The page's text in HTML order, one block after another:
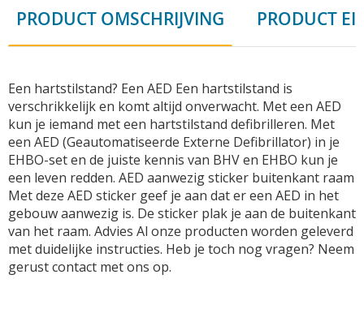
PRODUCT OMSCHRIJVING PRODUCT
Een hartstilstand? Een AED Een hartstilstand is
verschrikkelijk en komt altijd onverwacht. Met een AED
kun je iemand met een hartstilstand defibrilleren. Met
een AED (Geautomatiseerde Externe Defibrillator) in je
EHBO-set en de juiste kennis van BHV en EHBO kun je
een leven redden. AED aanwezig sticker buitenkant raam
Met deze AED sticker geef je aan dat er een AED in het
gebouw aanwezig is. De sticker plak je aan de buitenkant
van het raam. Advies Al onze producten worden geleverd
met duidelijke instructies. Heb je toch nog vragen? Neem
gerust contact met ons op.